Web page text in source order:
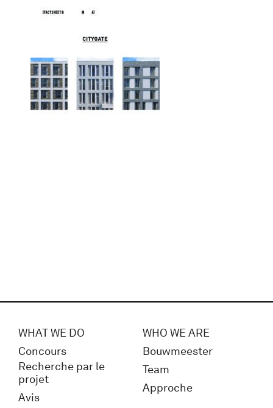
WHAT WE DO
Concours
Recherche par le
projet
Avis
WHO WE ARE
Bouwmeester
Team
Approche